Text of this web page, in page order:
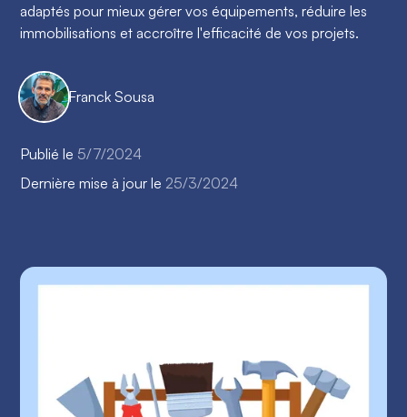
adaptés pour mieux gérer vos équipements, réduire les
immobilisations et accroître l'efficacité de vos projets.
Franck Sousa
Publié le 5/7/2024
Dernière mise à jour le 25/3/2024